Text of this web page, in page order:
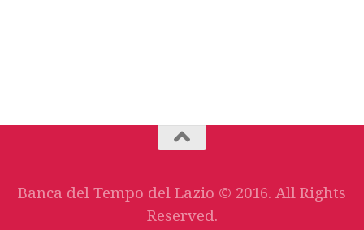
Banca del Tempo del Lazio © 2016. All Rights
Reserved.